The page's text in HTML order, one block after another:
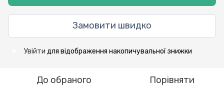
Замовити швидко
Увійти для відображення накопичувальної знижки
До обраного Порівняти